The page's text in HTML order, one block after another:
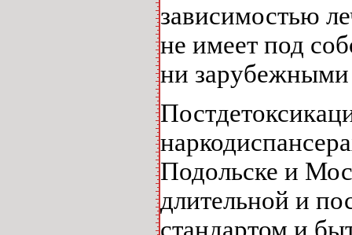
зависимостью
не имеет под
ни зарубежными
Подольске и
длительной и